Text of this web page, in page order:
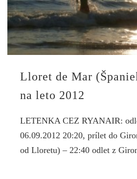
Lloret de Mar
na leto 2012
LETENKA CEZ RYANAIR:
06.09.2012 20:20, prílet do
od Lloretu) – 22:40 odlet z